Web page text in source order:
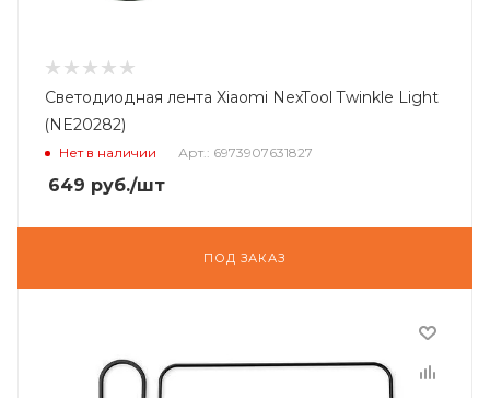
Светодиодная лента Xiaomi NexTool Twinkle Light
(NE20282)
Нет в наличии Арт.: 6973907631827
649 руб./шт
ПОД ЗАКАЗ